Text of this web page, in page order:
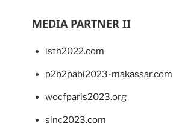
MEDIA PARTNER II
isth2022.com
p2b2pabi2023-makassar.com
wocfparis2023.org
sinc2023.com